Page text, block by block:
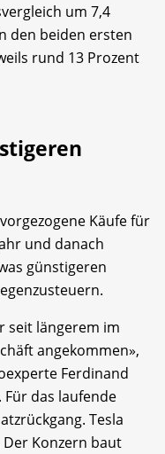
um 7,4
den beiden ersten
rund 13 Prozent
Käufe für
und danach
günstigeren
seit längerem im
angekommen»,
Ferdinand
das laufende
Tesla
Konzern baut